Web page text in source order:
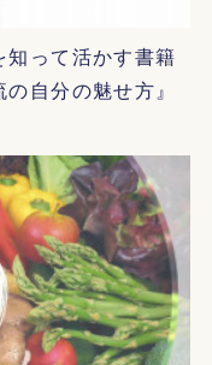
って活かす書籍
自分の魅せ方』